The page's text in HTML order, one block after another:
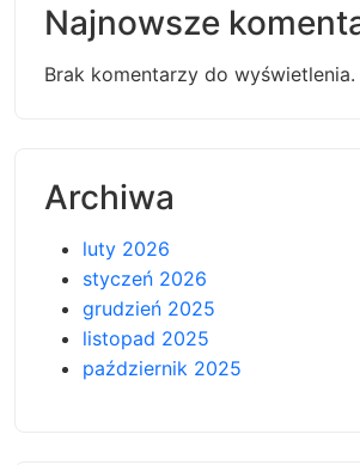
Najnowsze
Brak komentarzy do wyświetlenia.
Archiwa
luty 2026
styczeń 2026
grudzień 2025
listopad 2025
październik 2025